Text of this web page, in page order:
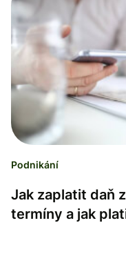
Podnikání
Jak zaplatit daň
termíny a jak